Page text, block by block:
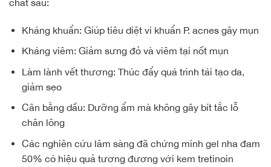
chất sau:
Kháng khuẩn: Giúp tiêu diệt vi khuẩn P. acnes gây mụn
Kháng viêm: Giảm sưng đỏ và viêm tại nốt mụn
Làm lành vết thương: Thúc đẩy quá trình tái tạo da,
giảm sẹo
Cân bằng dầu: Dưỡng ẩm mà không gây bít tắc lỗ
chân lông
Các nghiên cứu lâm sàng đã chứng minh gel nha đam
50% có hiệu quả tương đương với kem tretinoin